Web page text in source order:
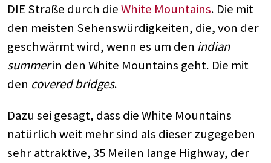
DIE Straße durch dieWhite Mountains. Die mit
den meisten Sehenswürdigkeiten, die, von der
geschwärmt wird, wenn es um den indian
summerin den White Mountains geht. Die mit
den covered bridges.
Dazu sei gesagt, dass die White Mountains
natürlich weit mehr sind als dieser zugegeben
sehr attraktive, 35 Meilen lange Highway, der